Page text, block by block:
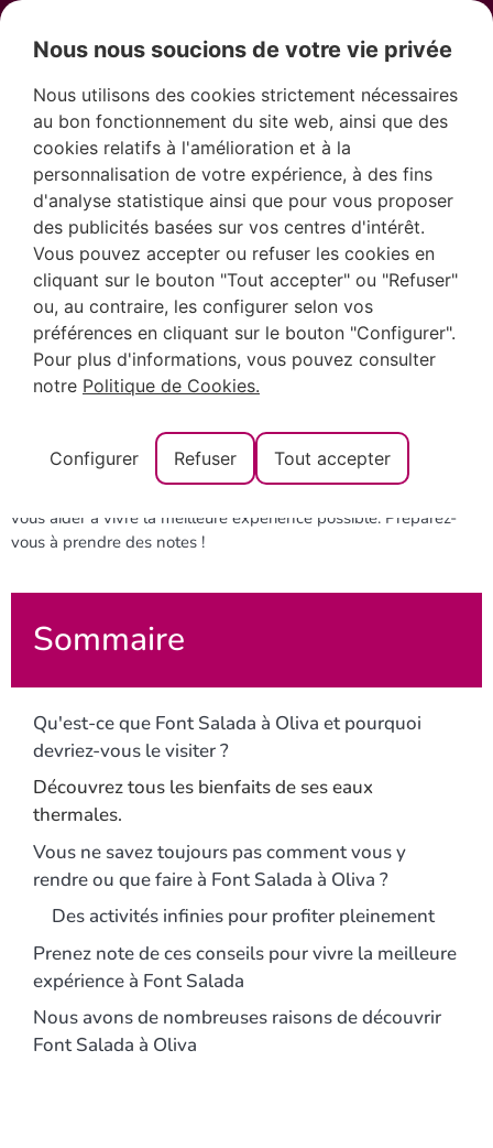
Nous sommes conscients qu’un article de cette nature pourrait
vous surprendre, en particulier si vous vous prélassez sur votre
canapé à domicile ou, à l’inverse, si vous êtes en pleine journée
de travail. Néanmoins,il est impératif que vous commenciez
dès maintenant à planifier vos vacances , sous peine d’être pris
de court par le temps.
Que voulons-nous dire par là ? C’est fort simple :nous
souhaitons aujourd’hui vous entretenir de Font Salada à
Oliva, un lieu qui devrait figurer en tête de liste lors de votre
visite de la côte valencienne. Vous y vivrez un moment de
Nous avons éveillé votre intérêt, n’est-ce pas ? Eh bien,
allons maintenant vous fournir de plus amples détails sur ce
vous aider à vivre la meilleure expérience possible. Préparez-
vous à prendre des notes !
Sommaire
Qu'est-ce que Font Salada à Oliva et pourquoi
devriez-vous le visiter ?
Découvrez tous les bienfaits de ses eaux
thermales.
Vous ne savez toujours pas comment vous y
rendre ou que faire à Font Salada à Oliva ?
Des activités infinies pour profiter pleinement
Prenez note de ces conseils pour vivre la meilleure
expérience à Font Salada
Nous avons de nombreuses raisons de découvrir
Font Salada à Oliva
Nous nous soucions de votre vie privée
Nous utilisons des cookies strictement nécessaires
au bon fonctionnement du site web, ainsi que des
cookies relatifs à l'amélioration et à la
personnalisation de votre expérience, à des fins
d'analyse statistique ainsi que pour vous proposer
des publicités basées sur vos centres d'intérêt.
Vous pouvez accepter ou refuser les cookies en
cliquant sur le bouton "Tout accepter" ou "Refuser"
ou, au contraire, les configurer selon vos
préférences en cliquant sur le bouton "Configurer".
Pour plus d'informations, vous pouvez consulter
notre Politique de Cookies.
Configurer Refuser Tout accepter